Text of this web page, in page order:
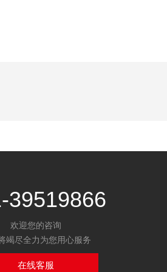
39519866
欢迎您的咨询
竭尽全力为您用心服务
在线客服